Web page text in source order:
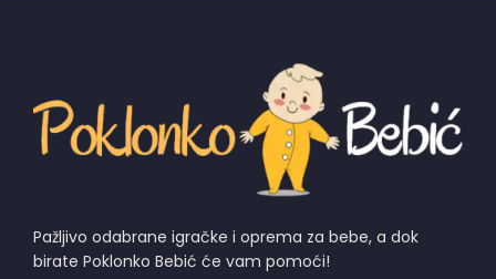
Pažljivo odabrane igračke i oprema za bebe, a dok
birate Poklonko Bebić će vam pomoći!